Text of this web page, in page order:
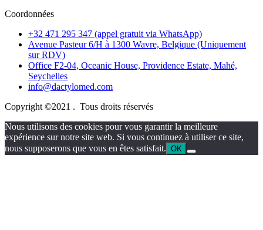
Coordonnées
+32 471 295 347 (appel gratuit via WhatsApp)
Avenue Pasteur 6/H à 1300 Wavre, Belgique (Uniquement
sur RDV)
Office F2-04, Oceanic House, Providence Estate, Mahé,
Seychelles
info@dactylomed.com
Copyright ©2021 . Tous droits réservés
Nous utilisons des cookies pour vous garantir la meilleure
expérience sur notre site web. Si vous continuez à utiliser ce site,
nous supposerons que vous en êtes satisfait. OK